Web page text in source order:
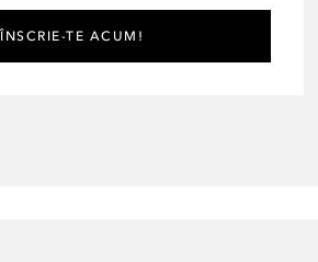
ÎNSCRIE-TE ACUM!